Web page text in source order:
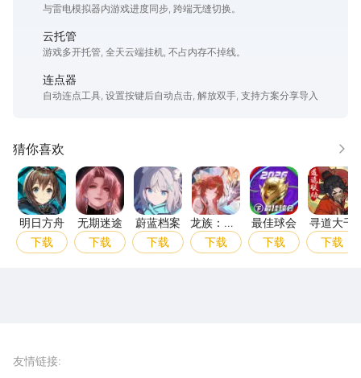
与雷电模拟器内游戏进度同步, 跨端无缝切换。
云托管
游戏多开托管, 全天云端挂机, 不占内存不掉线。
连点器
自动连点工具, 设置按键后自动点击, 解放双手, 支持方案分享导入
猜你喜欢
更多
明日方舟
明日方舟
下载
无期迷途
无期迷途
下载
蔚蓝档案
蔚蓝档案
下载
龙族：卡塞尔之门
龙族：卡
塞尔之门
下载
最佳球会
最佳球会
下载
寻道
寻道大千
下载
友情链接: